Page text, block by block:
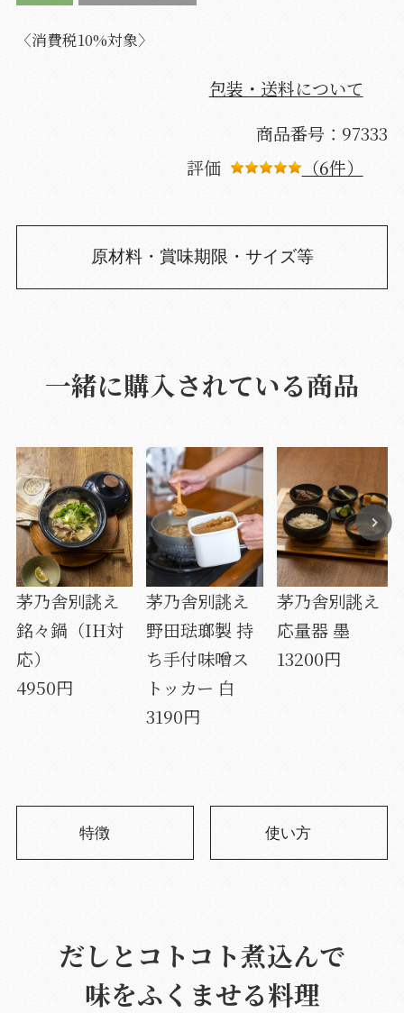
〈消費税10%対象〉
包装・送料について
商品番号：97333
評価
（6件）
原材料・賞味期限・サイズ等
一緒に購入されている商品
茅乃舎別誂え
銘々鍋（IH対
応）
4950円
茅乃舎別誂え
野田琺瑯製 持
ち手付味噌ス
トッカー 白
3190円
茅乃舎別誂え
応量器 墨
13200円
特徴 使い方
だしとコトコト煮込んで
味をふくませる料理